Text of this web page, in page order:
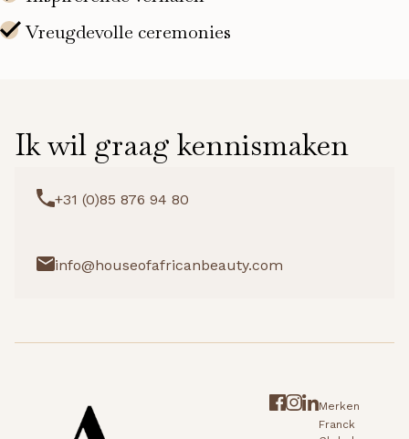
Ik wil graag kennismaken
+31 (0)85 876 94 80
info@houseofafricanbeauty.com
Merken
Franck